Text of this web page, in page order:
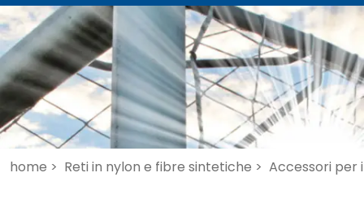
home > Reti in nylon e fibre sintetiche > Accessori per